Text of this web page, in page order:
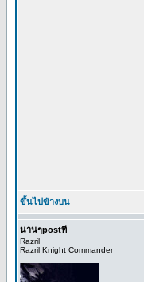
ขึ้นไปข้างบน
นานๆpostที
Razril
Razril Knight Commander